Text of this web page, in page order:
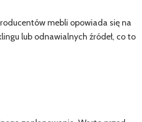
mebli opowiada się na
lub odnawialnych źródeł, co to